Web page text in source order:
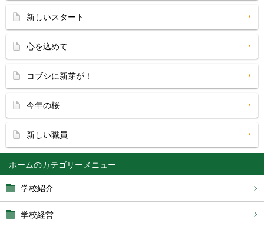
ホーム
学校紹介
学校経営
新しいスタート
心を込めて
コブシに新芽が！
今年の桜
新しい職員